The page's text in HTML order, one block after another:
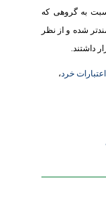
به گروهی که
شده و از نظر
خرد،